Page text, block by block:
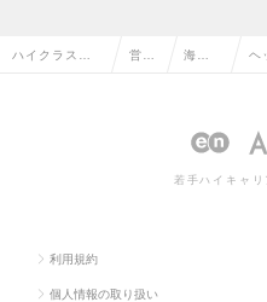
ハイクラス求 営業 海外営 ヘ
若手ハイキャ
利用規約
個人情報の取り扱い